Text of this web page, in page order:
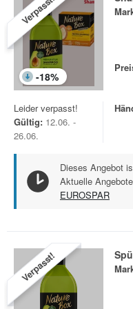
Verpasst!
-18%
Leider verpasst!
Gültig: 12.06. -
26.06.
Dieses Angebot
Aktuelle
EUROSPAR
Verpasst!